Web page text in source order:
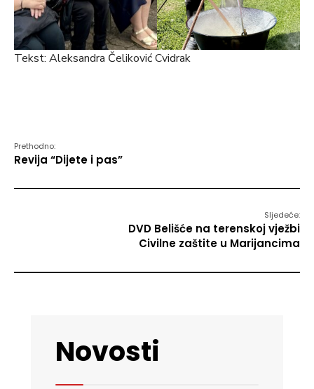
Tekst: Aleksandra Čeliković Cvidrak
Prethodno:
Revija “Dijete i pas”
Sljedeće:
DVD Belišće na terenskoj vježbi
Civilne zaštite u Marijancima
Novosti